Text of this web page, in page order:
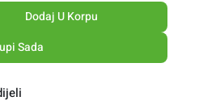
Dodaj U Korpu
Sada